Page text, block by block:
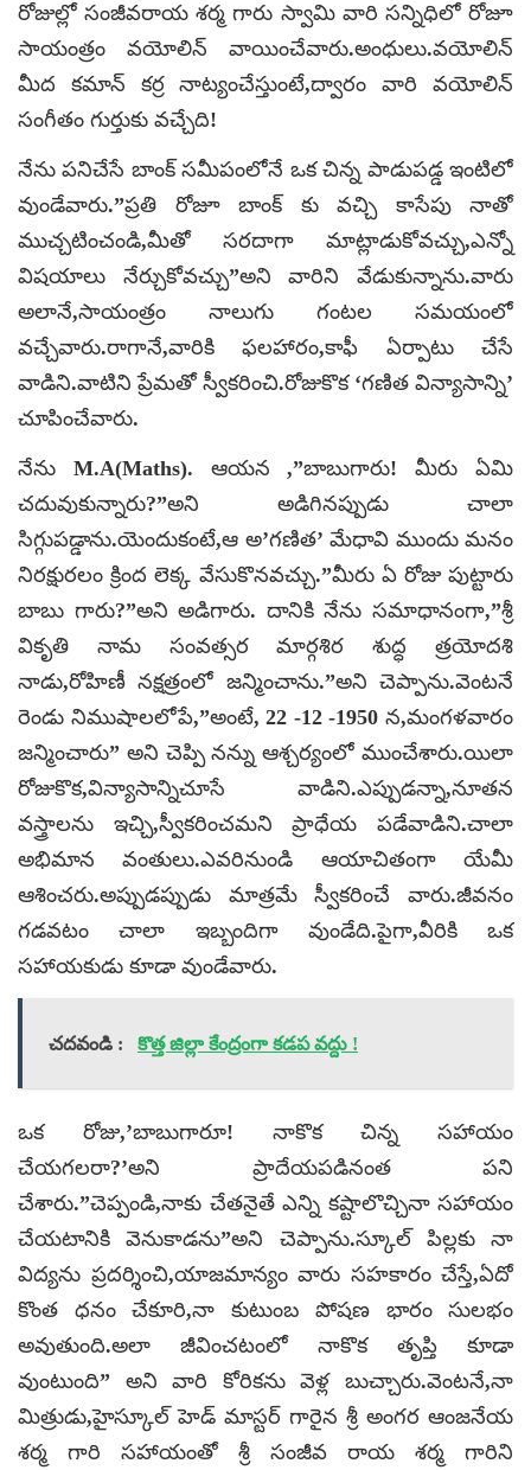
రోజుల్లో సంజీవరాయ శర్మ గారు స్వామి వారి సన్నిధిలో రోజూ
సాయంత్రం వయోలిన్ వాయించేవారు.అంధులు.వయోలిన్
మీద కమాన్ కర్ర నాట్యంచేస్తుంటే,ద్వారం వారి వయోలిన్
సంగీతం గుర్తుకు వచ్చేది!
నేను పనిచేసే బాంక్ సమీపంలోనే ఒక చిన్న పాడుపడ్డ ఇంటిలో
వుండేవారు.”ప్రతి రోజూ బాంక్ కు వచ్చి కాసేపు నాతో
ముచ్చటించండి,మీతో సరదాగా మాట్లాడుకోవచ్చు,ఎన్నో
విషయాలు నేర్చుకోవచ్చు”అని వారిని వేడుకున్నాను.వారు
అలానే,సాయంత్రం నాలుగు గంటల సమయంలో
వచ్చేవారు.రాగానే,వారికి ఫలహారం,కాఫీ ఏర్పాటు చేసే
వాడిని.వాటిని ప్రేమతో స్వీకరించి.రోజుకొక ‘గణిత విన్యాసాన్ని’
చూపించేవారు.
నేను M.A(Maths). ఆయన ,”బాబుగారు! మీరు ఏమి
చదువుకున్నారు?”అని అడిగినప్పుడు చాలా
సిగ్గుపడ్డాను.యెందుకంటే,ఆ అ’గణిత’ మేధావి ముందు మనం
నిరక్షురలం క్రింద లెక్క వేసుకొనవచ్చు.”మీరు ఏ రోజు పుట్టారు
బాబు గారు?”అని అడిగారు. దానికి నేను సమాధానంగా,”శ్రీ
వికృతి నామ సంవత్సర మార్గశిర శుద్ధ త్రయోదశి
నాడు,రోహిణీ నక్షత్రంలో జన్మించాను.”అని చెప్పాను.వెంటనే
రెండు నిముషాలలోపే,”అంటే, 22 -12 -1950 న,మంగళవారం
జన్మించారు” అని చెప్పి నన్ను ఆశ్చర్యంలో ముంచేశారు.యిలా
రోజుకొక,విన్యాసాన్నిచూసే వాడిని.ఎప్పుడన్నా,నూతన
వస్త్రాలను ఇచ్చి,స్వీకరించమని ప్రాధేయ పడేవాడిని.చాలా
అభిమాన వంతులు.ఎవరినుండి ఆయాచితంగా యేమీ
ఆశించరు.అప్పుడప్పుడు మాత్రమే స్వీకరించే వారు.జీవనం
గడవటం చాలా ఇబ్బందిగా వుండేది.పైగా,వీరికి ఒక
సహాయకుడు కూడా వుండేవారు.
చదవండి : కొత్త జిల్లా కేంద్రంగా కడప వద్దు !
ఒక రోజు,’బాబుగారూ! నాకొక చిన్న సహాయం
చేయగలరా?’అని ప్రాదేయపడినంత పని
చేశారు.”చెప్పండి,నాకు చేతనైతే ఎన్ని కష్టాలొచ్చినా సహాయం
చేయటానికి వెనుకాడను”అని చెప్పాను.స్కూల్ పిల్లకు నా
విద్యను ప్రదర్శించి,యాజమాన్యం వారు సహకారం చేస్తే,ఏదో
కొంత ధనం చేకూరి,నా కుటుంబ పోషణ భారం సులభం
అవుతుంది.అలా జీవించటంలో నాకొక తృప్తి కూడా
వుంటుంది” అని వారి కోరికను వెళ్ల బుచ్చారు.వెంటనే,నా
మిత్రుడు,హైస్కూల్ హెడ్ మాస్టర్ గారైన శ్రీ అంగర ఆంజనేయ
శర్మ గారి సహాయంతో శ్రీ సంజీవ రాయ శర్మ గారిని